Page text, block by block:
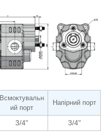
Всмоктувальн
ий порт
Напірний порт
3/4" 3/4"